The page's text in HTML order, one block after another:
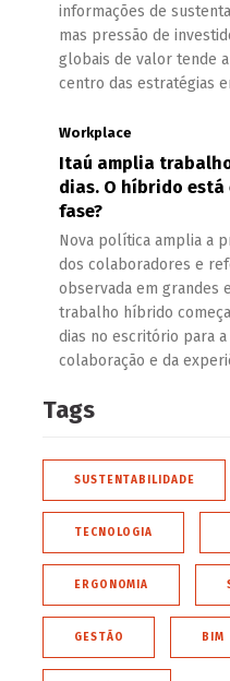
informações de
mas pressão de
globais de valor tende a
centro das estratégias
Workplace
Itaú amplia
dias. O híbrido está
fase?
Nova política amplia a
dos colaboradores e
observada em grandes
trabalho híbrido
dias no escritório para
colaboração e da
Tags
SUSTENTABILIDADE
TECNOLOGIA
ERGONOMIA
GESTÃO BIM